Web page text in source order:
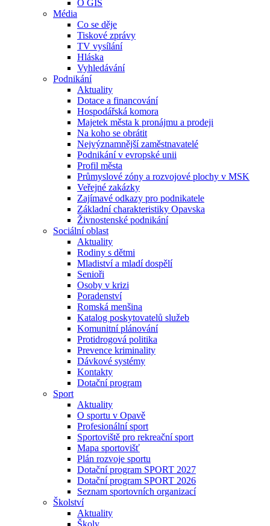
O GIS
Média
Co se děje
Tiskové zprávy
TV vysílání
Hláska
Vyhledávání
Podnikání
Aktuality
Dotace a financování
Hospodářská komora
Majetek města k pronájmu a prodeji
Na koho se obrátit
Nejvýznamnější zaměstnavatelé
Podnikání v evropské unii
Profil města
Průmyslové zóny a rozvojové plochy v MSK
Veřejné zakázky
Zajímavé odkazy pro podnikatele
Základní charakteristiky Opavska
Živnostenské podnikání
Sociální oblast
Aktuality
Rodiny s dětmi
Mladiství a mladí dospělí
Senioři
Osoby v krizi
Poradenství
Romská menšina
Katalog poskytovatelů služeb
Komunitní plánování
Protidrogová politika
Prevence kriminality
Dávkové systémy
Kontakty
Dotační program
Sport
Aktuality
O sportu v Opavě
Profesionální sport
Sportoviště pro rekreační sport
Mapa sportovišť
Plán rozvoje sportu
Dotační program SPORT 2027
Dotační program SPORT 2026
Seznam sportovních organizací
Školství
Aktuality